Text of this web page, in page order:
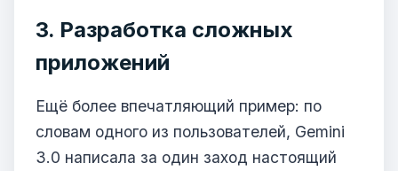
3. Разработка сложных
приложений
Ещё более впечатляющий пример: по
словам одного из пользователей, Gemini
3.0 написала за один заход настоящий